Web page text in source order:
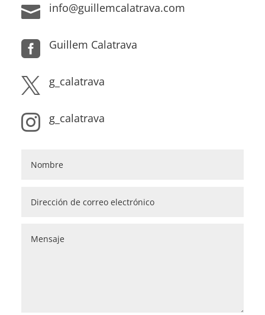
 info@guillemcalatrava.com
 Guillem Calatrava
 g_calatrava
 g_calatrava